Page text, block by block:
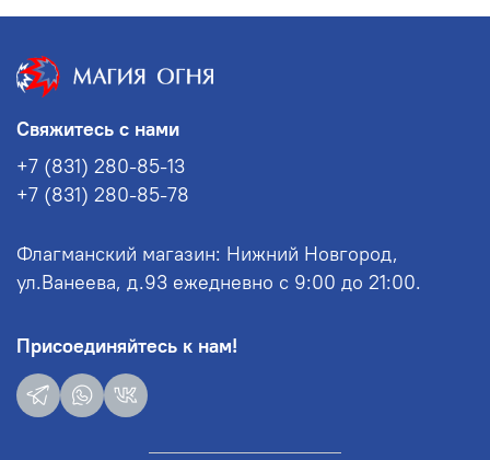
Свяжитесь с нами
+7 (831) 280-85-13
+7 (831) 280-85-78
Флагманский магазин: Нижний Новгород,
ул.Ванеева, д.93 ежедневно с 9:00 до 21:00.
Присоединяйтесь к нам!